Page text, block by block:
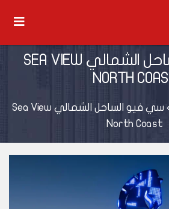
سي فيو الساحل الشمالي SEA VIEW
NORTH
سي فيو الساحل الشمالي Sea View
North Coast